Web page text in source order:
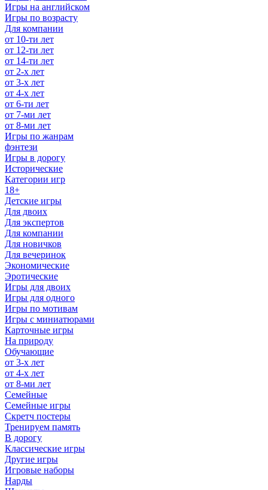
Игры на английском
Игры по возрасту
Для компании
от 10-ти лет
от 12-ти лет
от 14-ти лет
от 2-х лет
от 3-х лет
от 4-х лет
от 6-ти лет
от 7-ми лет
от 8-ми лет
Игры по жанрам
фэнтези
Игры в дорогу
Исторические
Категории игр
18+
Детские игры
Для двоих
Для экспертов
Для компании
Для новичков
Для вечеринок
Экономические
Эротические
Игры для двоих
Игры для одного
Игры по мотивам
Игры с миниатюрами
Карточные игры
На природу
Обучающие
от 3-х лет
от 4-х лет
от 8-ми лет
Семейные
Семейные игры
Скретч постеры
Тренируем память
В дорогу
Классические игры
Другие игры
Игровые наборы
Нарды